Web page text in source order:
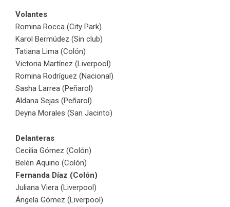
Volantes
Romina Rocca (City Park)
Karol Bermúdez (Sin club)
Tatiana Lima (Colón)
Victoria Martínez (Liverpool)
Romina Rodríguez (Nacional)
Sasha Larrea (Peñarol)
Aldana Sejas (Peñarol)
Deyna Morales (San Jacinto)
Delanteras
Cecilia Gómez (Colón)
Belén Aquino (Colón)
Fernanda Díaz (Colón)
Juliana Viera (Liverpool)
Ángela Gómez (Liverpool)